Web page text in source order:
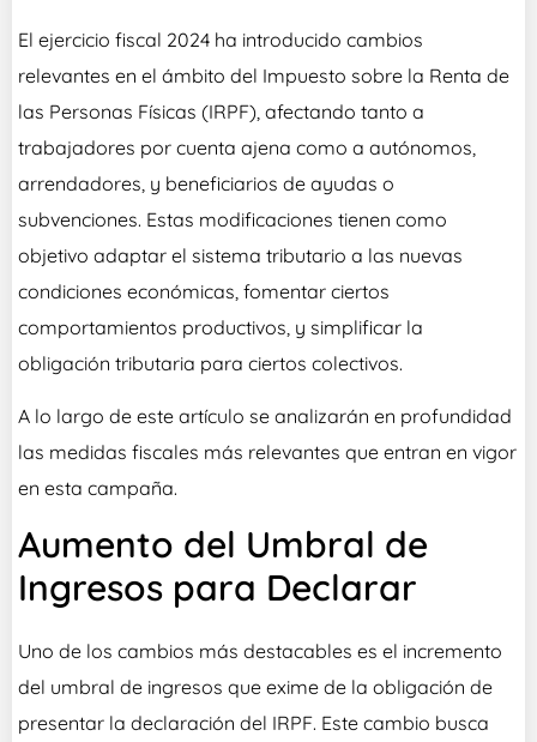
El ejercicio fiscal 2024 ha introducido cambios
relevantes en el ámbito del Impuesto sobre la Renta de
las Personas Físicas (IRPF), afectando tanto a
trabajadores por cuenta ajena como a autónomos,
arrendadores, y beneficiarios de ayudas o
subvenciones. Estas modificaciones tienen como
objetivo adaptar el sistema tributario a las nuevas
condiciones económicas, fomentar ciertos
comportamientos productivos, y simplificar la
obligación tributaria para ciertos colectivos.
A lo largo de este artículo se analizarán en profundidad
las medidas fiscales más relevantes que entran en vigor
en esta campaña.
Aumento del Umbral de
Ingresos para Declarar
Uno de los cambios más destacables es el incremento
del umbral de ingresos que exime de la obligación de
presentar la declaración del IRPF. Este cambio busca